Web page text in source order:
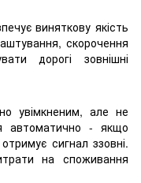
виняткову якість
скорочення
дорогі зовнішні
увімкненим, але не
автоматично - якщо
сигнал ззовні.
на споживання